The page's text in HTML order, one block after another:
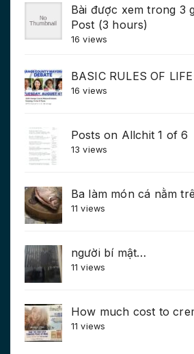
Bài được xem trong 3
Post (3 hours)
16 views
BASIC RULES OF LIFE
16 views
Posts on Allchit 1 of 6
13 views
Ba làm món cá nằm
11 views
người bí mật…
11 views
How much cost to
11 views